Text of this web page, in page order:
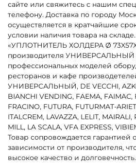
сайте или свяжитесь с нашим
телефону. Доставка по городу
осуществляется в кратчайшие
условии наличия товара на
«УПЛОТНИТЕЛЬ ХОЛДЕРА Ø
производителя УНИВЕРСАЛЬНЫЙ
профессиональных моделей
ресторанов и кафе
УНИВЕРСАЛЬНЫЙ, DE VECCHI,
BIANCHI VENDING, FAEMA, FAIMAC,
FRACINO, FUTURA, FUTURMAT-
ITALCREM, LAVAZZA, LELIT, MAIRALI,
MILL, LA SCALA, VFA EXPRESS,
Товар сопровождается гарантией
зависимости от производителя,
высокое качество и